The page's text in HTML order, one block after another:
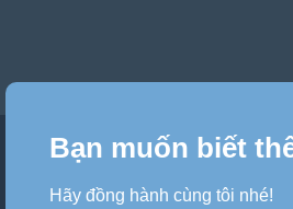
Bạn muốn biết
Hãy đồng hành cùng tôi nhé!